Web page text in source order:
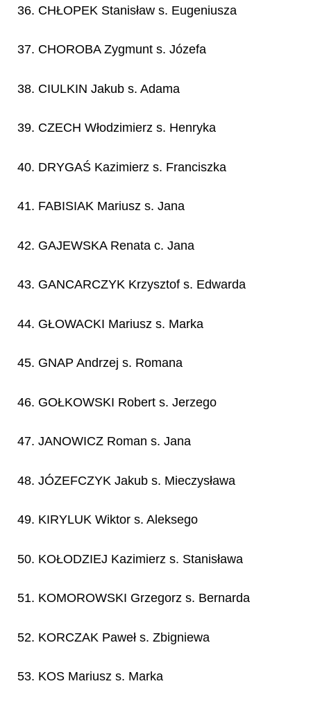
36. CHŁOPEK Stanisław s. Eugeniusza
37. CHOROBA Zygmunt s. Józefa
38. CIULKIN Jakub s. Adama
39. CZECH Włodzimierz s. Henryka
40. DRYGAŚ Kazimierz s. Franciszka
41. FABISIAK Mariusz s. Jana
42. GAJEWSKA Renata c. Jana
43. GANCARCZYK Krzysztof s. Edwarda
44. GŁOWACKI Mariusz s. Marka
45. GNAP Andrzej s. Romana
46. GOŁKOWSKI Robert s. Jerzego
47. JANOWICZ Roman s. Jana
48. JÓZEFCZYK Jakub s. Mieczysława
49. KIRYLUK Wiktor s. Aleksego
50. KOŁODZIEJ Kazimierz s. Stanisława
51. KOMOROWSKI Grzegorz s. Bernarda
52. KORCZAK Paweł s. Zbigniewa
53. KOS Mariusz s. Marka